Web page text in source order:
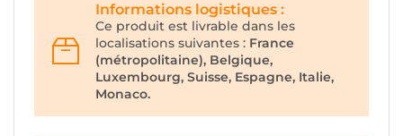
Informations logistiques :
Ce produit est livrable dans les
localisations suivantes : France
(métropolitaine), Belgique,
Luxembourg, Suisse, Espagne, Italie,
Monaco.